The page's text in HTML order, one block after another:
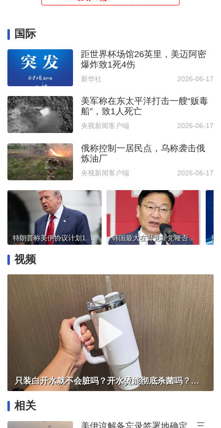
国际
距世界杯场馆26英里，美迈阿密
爆炸致1死4伤
新华社 2026-06-17
美军称在东太平洋打击一艘“贩毒
船”，致1人死亡
央视新闻客户端 2026-06-17
俄称控制一居民点，乌称袭击俄
炼油厂
央视新闻客户端 2026-06-17
特朗普称美伊协议计划14日签署 韩国最大在野党新党鞭否认“亲尹”
视频
只装白开水就不会脏吗？开水烫能彻底杀菌吗？感控专家详解“吸管杯”藏菌真相｜都视频·热观察
相关
美伊谅解备忘录签署地确定，三